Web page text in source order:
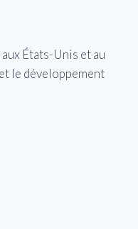
aux États-Unis et au
le développement